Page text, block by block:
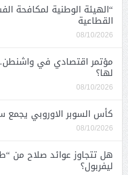
“الهيئة الوطنية لمكافحة
القطاعية
08/10/2026
مؤتمر اقتصادي في
لها؟
08/10/2026
كأس السوبر الاوروبي يجمع
08/10/2026
هل تتجاوز عوائد صلاح من
ليفربول؟